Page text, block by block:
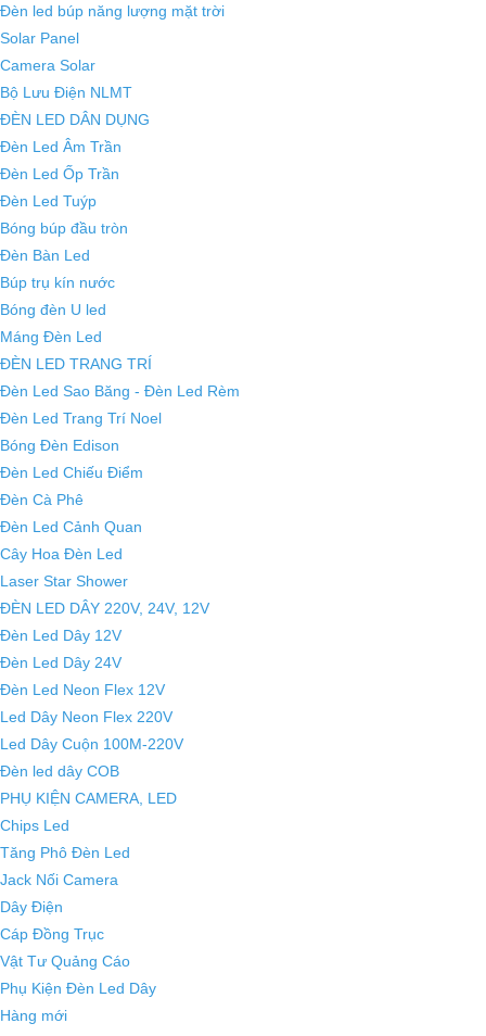
Đèn led búp năng lượng mặt trời
Solar Panel
Camera Solar
Bộ Lưu Điện NLMT
ĐÈN LED DÂN DỤNG
Đèn Led Âm Trần
Đèn Led Ốp Trần
Đèn Led Tuýp
Bóng búp đầu tròn
Đèn Bàn Led
Búp trụ kín nước
Bóng đèn U led
Máng Đèn Led
ĐÈN LED TRANG TRÍ
Đèn Led Sao Băng - Đèn Led Rèm
Đèn Led Trang Trí Noel
Bóng Đèn Edison
Đèn Led Chiếu Điểm
Đèn Cà Phê
Đèn Led Cảnh Quan
Cây Hoa Đèn Led
Laser Star Shower
ĐÈN LED DÂY 220V, 24V, 12V
Đèn Led Dây 12V
Đèn Led Dây 24V
Đèn Led Neon Flex 12V
Led Dây Neon Flex 220V
Led Dây Cuộn 100M-220V
Đèn led dây COB
PHỤ KIỆN CAMERA, LED
Chips Led
Tăng Phô Đèn Led
Jack Nối Camera
Dây Điện
Cáp Đồng Trục
Vật Tư Quảng Cáo
Phụ Kiện Đèn Led Dây
Hàng mới